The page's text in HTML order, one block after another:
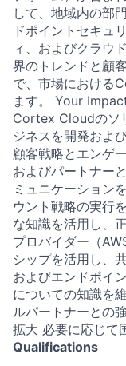
して、地域内の部
ドポイントセキュ
ィ、およびクラウ
界のトレンドと顧
で、市場における
ます。 Your
Cortex Cloudのソ
ジネスを開発およ
顧客戦略とエンゲ
およびパートナー
ミュニケーション
ウント戦略の実行
な知識を活用し、
プロバイダー（
シップを活用し、
およびエンドポイ
についての知識を
ルパートナーとの
拡大 必要に応じて
Qualifications